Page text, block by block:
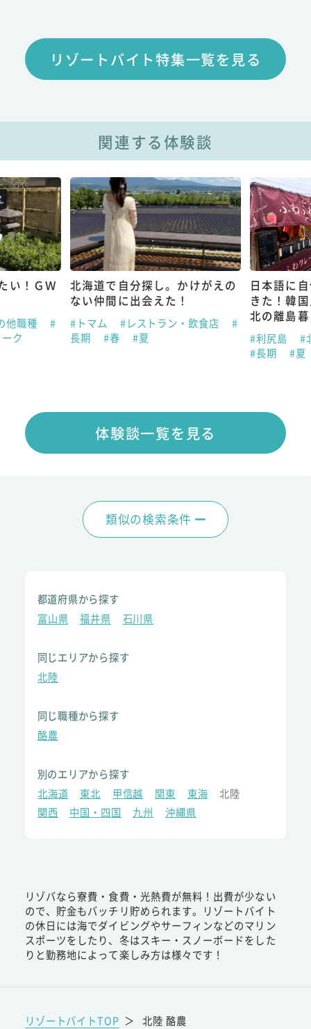
リゾートバイト特集一覧を見る
関連する体験談
い！ＧＷ
他職種
#
ク
北海道で自分探し。かけがえの
ない仲間に出会えた！
#トマム #レストラン・飲食店
#
長期
#春 #夏
日本語に
きた！韓
北の離島
#利尻島
#
#長期
#夏
体験談一覧を見る
類似の検索条件
都道府県から探す
富山県
福井県 石川県
同じエリアから探す
北陸
同じ職種から探す
酪農
別のエリアから探す
北海道
東北 甲信越 関東 東海
北陸
関西
中国・四国 九州 沖縄県
リゾバなら寮費・食費・光熱費が無料！出費が少ない
ので、貯金もバッチリ貯められます。リゾートバイト
の休日には海でダイビングやサーフィンなどのマリン
スポーツをしたり、冬はスキー・スノーボードをした
りと勤務地によって楽しみ方は様々です！
リゾートバイトTOP ＞ 北陸 酪農